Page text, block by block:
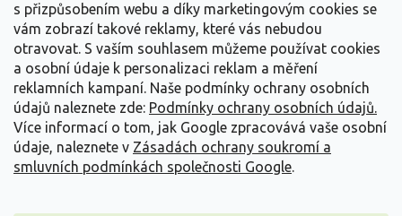
s přizpůsobením webu a díky marketingovým cookies se
vám zobrazí takové reklamy, které vás nebudou
otravovat. S vaším souhlasem můžeme používat cookies
a osobní údaje k personalizaci reklam a měření
reklamních kampaní. Naše podmínky ochrany osobních
údajů naleznete zde: Podmínky ochrany osobních údajů.
Více informací o tom, jak Google zpracovává vaše osobní
údaje, naleznete v Zásadách ochrany soukromí a
smluvních podmínkách společnosti Google.
Kontakujte nás